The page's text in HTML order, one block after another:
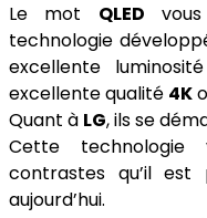
Le mot QLED
technologie
excellente
excellente qualité 4K
Quant à LG, ils se
Cette technologie
contrastes qu’il est
aujourd’hui.